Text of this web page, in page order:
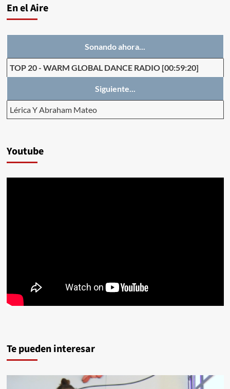
En el Aire
Sonando ahora...
TOP 20- WARM GLOBAL DANCE RADIO [00:59:20]
Siguiente...
Lérica Y Abraham Mateo
Youtube
Te pueden interesar